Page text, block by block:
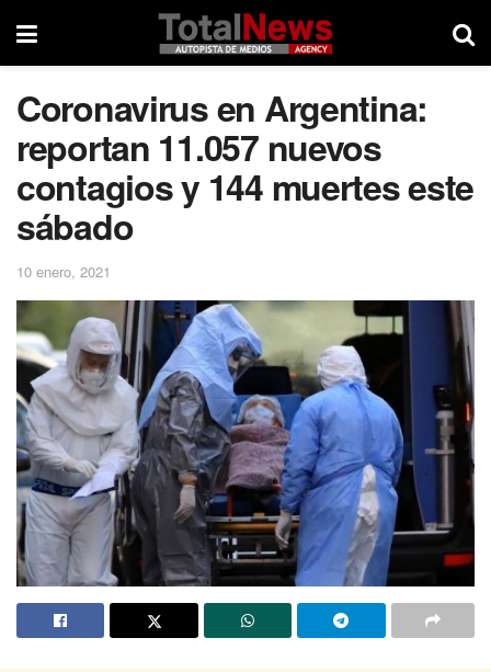
Coronavirus en Argentina:
reportan 11.057 nuevos
contagios y 144 muertes este
sábado
10 enero, 2021